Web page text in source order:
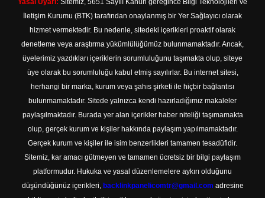
Yasal Uyarı: Sitemiz, 5651 Sayılı Kanun gereğince Bilgi Teknolojileri ve
İletişim Kurumu (BTK) tarafından onaylanmış bir Yer Sağlayıcı olarak
hizmet vermektedir. Bu nedenle, sitedeki içerikleri proaktif olarak
denetleme veya araştırma yükümlülüğümüz bulunmamaktadır. Ancak,
üyelerimiz yazdıkları içeriklerin sorumluluğunu taşımakta olup, siteye
üye olarak bu sorumluluğu kabul etmiş sayılırlar. Bu internet sitesi,
herhangi bir marka, kurum veya şahıs şirketi ile hiçbir bağlantısı
bulunmamaktadır. Sitede yalnızca kendi hazırladığımız makaleler
paylaşılmaktadır. Burada yer alan içerikler haber niteliği taşımamakta
olup, gerçek kurum ve kişiler hakkında paylaşım yapılmamaktadır.
Gerçek kurum ve kişiler ile isim benzerlikleri tamamen tesadüfidir.
Sitemiz, kar amacı gütmeyen ve tamamen ücretsiz bir bilgi paylaşım
platformudur. Hukuka ve yasal düzenlemelere aykırı olduğunu
düşündüğünüz içerikleri, backlinkpanelicomtr@gmail.com adresine